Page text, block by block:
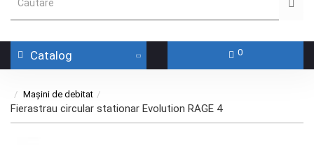
Catalog 0
Mașini de debitat
Fierastrau circular stationar Evolution RAGE 4